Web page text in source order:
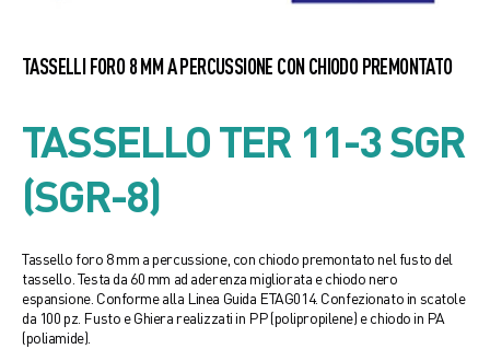
TASSELLI FORO 8 MM A PERCUSSIONE CON CHIODO PREMONTATO
TASSELLO TER 11-3 SGR
(SGR-8)
Tassello foro 8 mm a percussione, con chiodo premontato nel fusto del
tassello. Testa da 60 mm ad aderenza migliorata e chiodo nero
espansione. Conforme alla Linea Guida ETAG014. Confezionato in scatole
da 100 pz. Fusto e Ghiera realizzati in PP (polipropilene) e chiodo in PA
(poliamide).